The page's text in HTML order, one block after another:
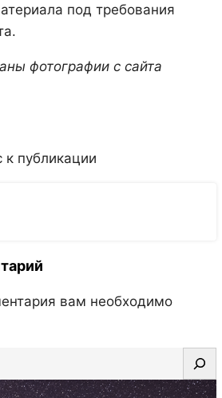
под требования
фотографии с сайта
к публикации
вам необходимо